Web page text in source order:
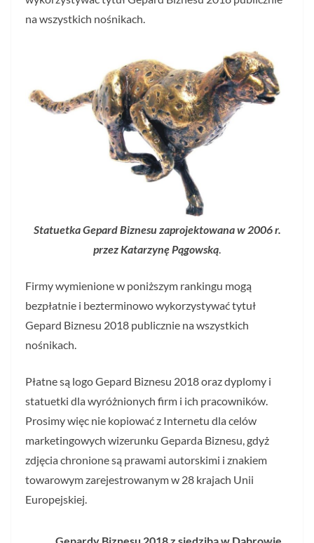
na wszystkich nośnikach.
Statuetka Gepard Biznesu zaprojektowana w 2006 r.
przez Katarzynę Pągowską.
Firmy wymienione w poniższym rankingu mogą
bezpłatnie i bezterminowo wykorzystywać tytuł
Gepard Biznesu 2018 publicznie na wszystkich
nośnikach.
Płatne są logo Gepard Biznesu 2018 oraz dyplomy i
statuetki dla wyróżnionych firm i ich pracowników.
Prosimy więc nie kopiować z Internetu dla celów
marketingowych wizerunku Geparda Biznesu, gdyż
zdjęcia chronione są prawami autorskimi i znakiem
towarowym zarejestrowanym w 28 krajach Unii
Europejskiej.